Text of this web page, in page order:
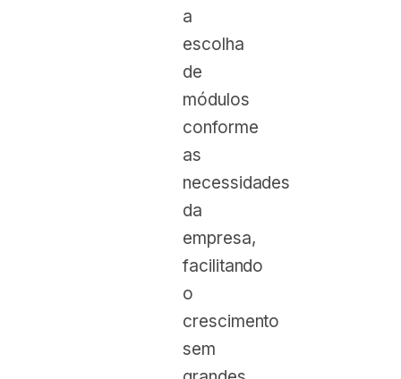
a
escolha
de
módulos
conforme
as
necessidades
da
empresa,
facilitando
o
crescimento
sem